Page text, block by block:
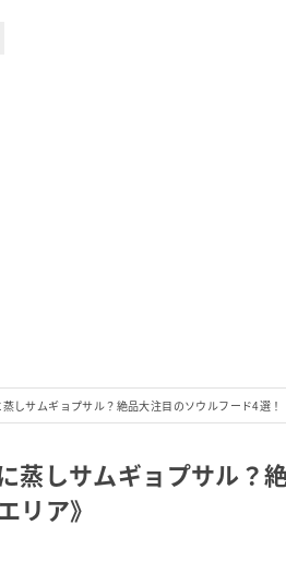
しサムギョプサル？絶品大注目のソウルフード4選！
蒸しサムギョプサル？
リア》